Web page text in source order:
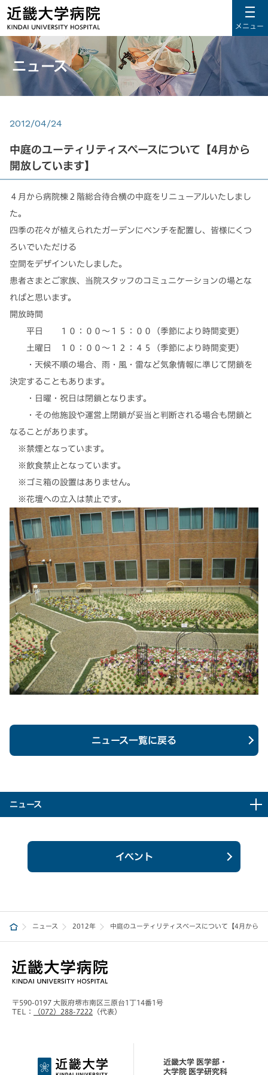
メニュー
ニュース
2012/04/24
中庭のユーティリティスペースについて【4月から
開放しています】
４月から病院棟２階総合待合横の中庭をリニューアルいたしまし
た。
四季の花々が植えられたガーデンにベンチを配置し、皆様にくつ
ろいでいただける
空間をデザインいたしました。
患者さまとご家族、当院スタッフのコミュニケーションの場とな
ればと思います。
開放時間
平日 １０：００～１５：００（季節により時間変更）
土曜日 １０：００～１２：４５（季節により時間変更）
・天候不順の場合、雨・風・雷など気象情報に準じて閉鎖を
決定することもあります。
・日曜・祝日は閉鎖となります。
・その他施設や運営上閉鎖が妥当と判断される場合も閉鎖と
なることがあります。
※禁煙となっています。
※飲食禁止となっています。
※ゴミ箱の設置はありません。
※花壇への立入は禁止です。
ニュース一覧に戻る
ニュース
イベント
ニュース 2012年 中庭のユーティリティスペースについて【4月から開
〒590-0197 大阪府堺市南区三原台1丁14番1号
TEL：
（072）288-7222 （代表）
近畿大学 医学部・
大学院 医学研究科